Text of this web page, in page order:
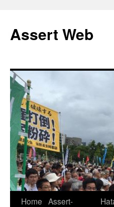
テ
ン
ス
キ
ッ
プ
Assert Web
Home Assert-